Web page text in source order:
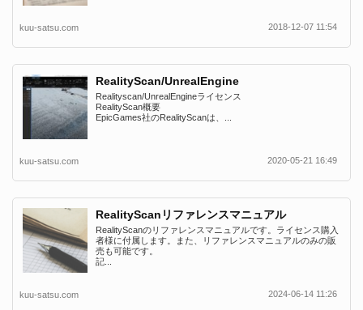
kuu-satsu.com 2018-12-07 11:54
RealityScan/UnrealEngine
Realityscan/UnrealEngineライセンス
RealityScan概要
EpicGames社のRealityScanは、...
kuu-satsu.com 2020-05-21 16:49
RealityScanリファレンスマニュアル
RealityScanのリファレンスマニュアルです。ライセンス購入
者様に付属します。また、リファレンスマニュアルのみの販
売も可能です。
記...
kuu-satsu.com 2024-06-14 11:26